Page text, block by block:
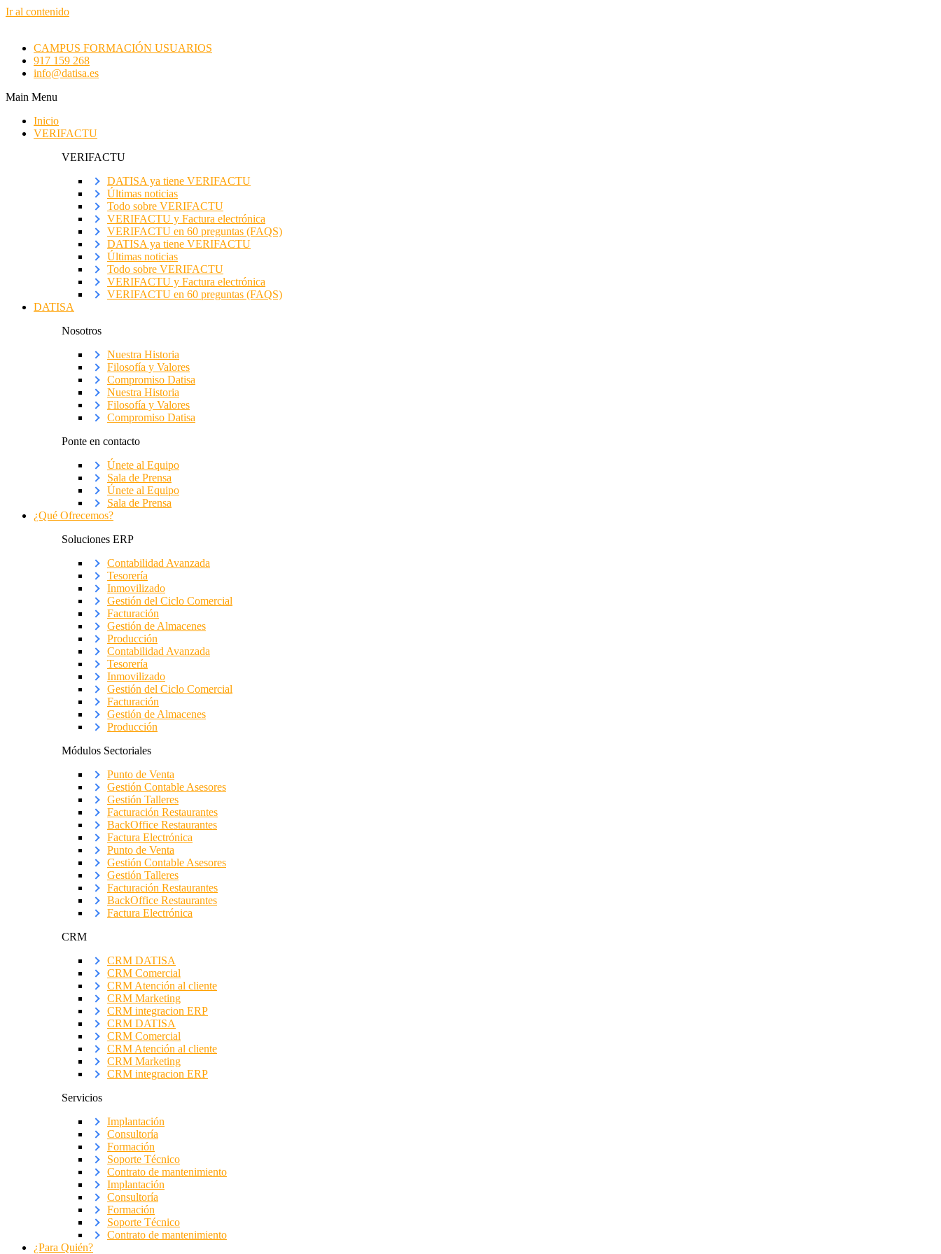
Ir al contenido
CAMPUS FORMACIÓN USUARIOS
917 159 268
info@datisa.es
Main Menu
Inicio
VERIFACTU
VERIFACTU
DATISA ya tiene VERIFACTU
Últimas noticias
Todo sobre VERIFACTU
VERIFACTU y Factura electrónica
VERIFACTU en 60 preguntas (FAQS)
DATISA ya tiene VERIFACTU
Últimas noticias
Todo sobre VERIFACTU
VERIFACTU y Factura electrónica
VERIFACTU en 60 preguntas (FAQS)
DATISA
Nosotros
Nuestra Historia
Filosofía y Valores
Compromiso Datisa
Nuestra Historia
Filosofía y Valores
Compromiso Datisa
Ponte en contacto
Únete al Equipo
Sala de Prensa
Únete al Equipo
Sala de Prensa
¿Qué Ofrecemos?
Soluciones ERP
Contabilidad Avanzada
Tesorería
Inmovilizado
Gestión del Ciclo Comercial
Facturación
Gestión de Almacenes
Producción
Contabilidad Avanzada
Tesorería
Inmovilizado
Gestión del Ciclo Comercial
Facturación
Gestión de Almacenes
Producción
Módulos Sectoriales
Punto de Venta
Gestión Contable Asesores
Gestión Talleres
Facturación Restaurantes
BackOffice Restaurantes
Factura Electrónica
Punto de Venta
Gestión Contable Asesores
Gestión Talleres
Facturación Restaurantes
BackOffice Restaurantes
Factura Electrónica
CRM
CRM DATISA
CRM Comercial
CRM Atención al cliente
CRM Marketing
CRM integracion ERP
CRM DATISA
CRM Comercial
CRM Atención al cliente
CRM Marketing
CRM integracion ERP
Servicios
Implantación
Consultoría
Formación
Soporte Técnico
Contrato de mantenimiento
Implantación
Consultoría
Formación
Soporte Técnico
Contrato de mantenimiento
¿Para Quién?